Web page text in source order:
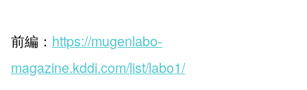
前編： https://mugenlabo-
magazine.kddi.com/list/labo1/